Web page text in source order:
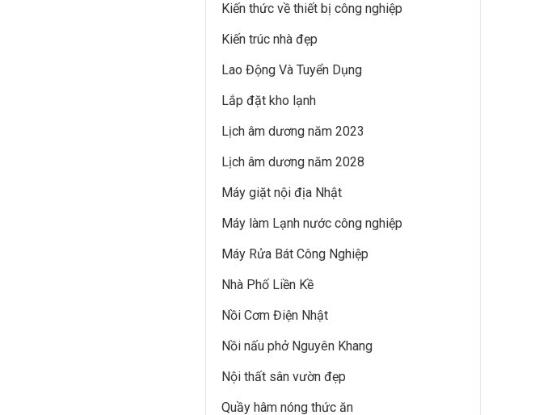
Kiến thức về thiết bị công nghiệp
Kiến trúc nhà đẹp
Lao Động Và Tuyển Dụng
Lắp đặt kho lạnh
Lịch âm dương năm 2023
Lịch âm dương năm 2028
Máy giặt nội địa Nhật
Máy làm Lạnh nước công nghiệp
Máy Rửa Bát Công Nghiệp
Nhà Phố Liền Kề
Nồi Cơm Điện Nhật
Nồi nấu phở Nguyên Khang
Nội thất sân vườn đẹp
Quầy hâm nóng thức ăn